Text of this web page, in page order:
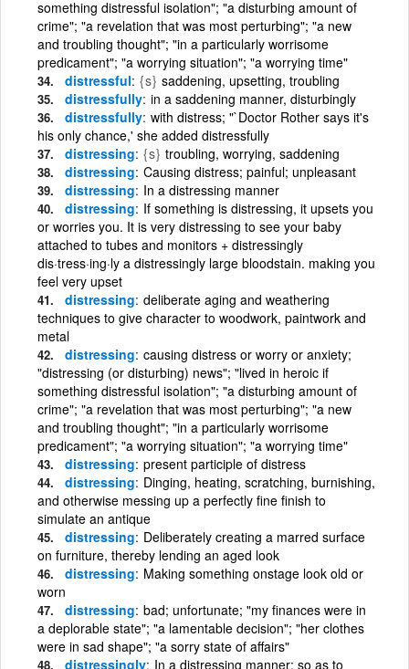
something distressful isolation"; "a disturbing amount of
crime"; "a revelation that was most perturbing"; "a new
and troubling thought"; "in a particularly worrisome
predicament"; "a worrying situation"; "a worrying time"
distressful {s} saddening, upsetting, troubling
distressfully in a saddening manner, disturbingly
distressfully with distress; "`Doctor Rother says it's
his only chance,' she added distressfully
distressing {s} troubling, worrying, saddening
distressing Causing distress; painful; unpleasant
distressing In a distressing manner
distressing If something is distressing, it upsets you
or worries you. It is very distressing to see your baby
attached to tubes and monitors + distressingly
dis·tress·ing·ly a distressingly large bloodstain. making you
feel very upset
distressing deliberate aging and weathering
techniques to give character to woodwork, paintwork and
metal
distressing causing distress or worry or anxiety;
"distressing (or disturbing) news"; "lived in heroic if
something distressful isolation"; "a disturbing amount of
crime"; "a revelation that was most perturbing"; "a new
and troubling thought"; "in a particularly worrisome
predicament"; "a worrying situation"; "a worrying time"
distressing present participle of distress
distressing Dinging, heating, scratching, burnishing,
and otherwise messing up a perfectly fine finish to
simulate an antique
distressing Deliberately creating a marred surface
on furniture, thereby lending an aged look
distressing Making something onstage look old or
worn
distressing bad; unfortunate; "my finances were in
a deplorable state"; "a lamentable decision"; "her clothes
were in sad shape"; "a sorry state of affairs"
distressingly In a distressing manner; so as to